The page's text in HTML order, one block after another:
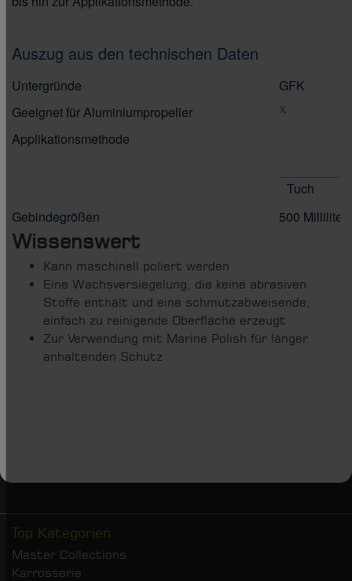
Auszug aus den technischen Daten
Untergründe
GFK
Geeignet für Aluminiumpropeller
X
Applikationsmethode
Tuch
Gebindegrößen
500 Milliliter
Wissenswert
Kann maschinell poliert werden
Eine Wachsversiegelung, die keine abrasiven
Stoffe enthält und eine schmutzabweisende,
einfach zu reinigende Oberfläche erzeugt
Zur Verwendung mit Marine Polish für länger
anhaltenden Schutz
Top Kategorien
Master Collections
Karrosserie